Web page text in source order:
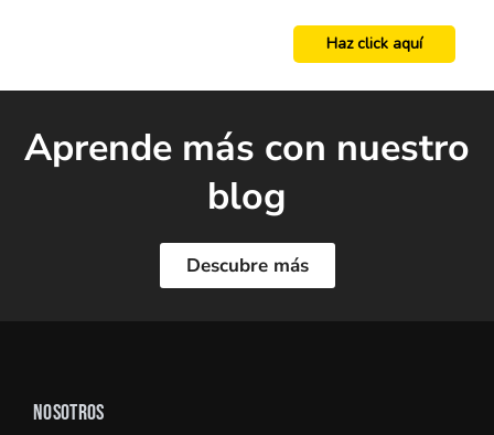
Haz click aquí
Aprende más con nuestro
blog
Descubre más
NOSOTROS